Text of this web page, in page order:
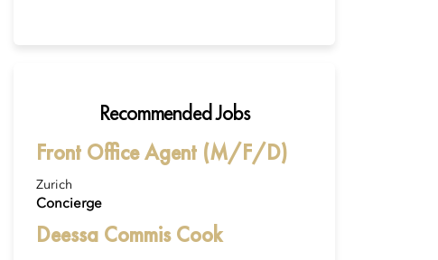
Recommended Jobs
Front Office Agent (M/F/D)
Zurich
Concierge
Deessa Commis Cook